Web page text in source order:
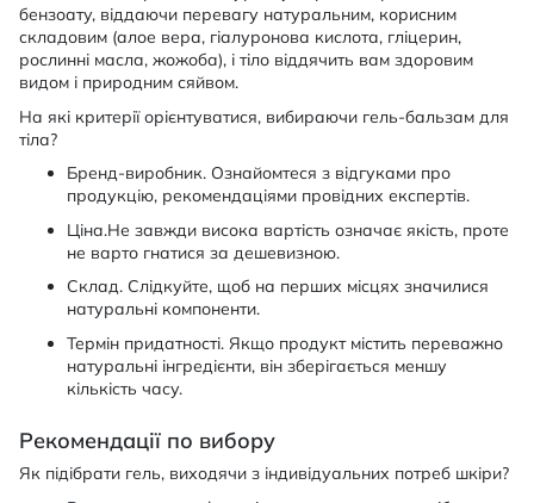
бензоату, віддаючи перевагу натуральним, корисним
складовим (алое вера, гіалуронова кислота, гліцерин,
рослинні масла, жожоба), і тіло віддячить вам здоровим
видом і природним сяйвом.
На які критерії орієнтуватися, вибираючи гель-бальзам для
тіла?
Бренд-виробник. Ознайомтеся з відгуками про
продукцію, рекомендаціями провідних експертів.
Ціна.Не завжди висока вартість означає якість, проте
не варто гнатися за дешевизною.
Склад. Слідкуйте, щоб на перших місцях значилися
натуральні компоненти.
Термін придатності. Якщо продукт містить переважно
натуральні інгредієнти, він зберігається меншу
кількість часу.
Рекомендації по вибору
Як підібрати гель, виходячи з індивідуальних потреб шкіри?